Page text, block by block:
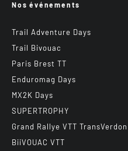
Nos événements
Trail Adventure Days
Trail Bivouac
Paris Brest TT
Enduromag Days
MX2K Days
SUPERTROPHY
Grand Rallye VTT TransVerdon
BiiVOUAC VTT